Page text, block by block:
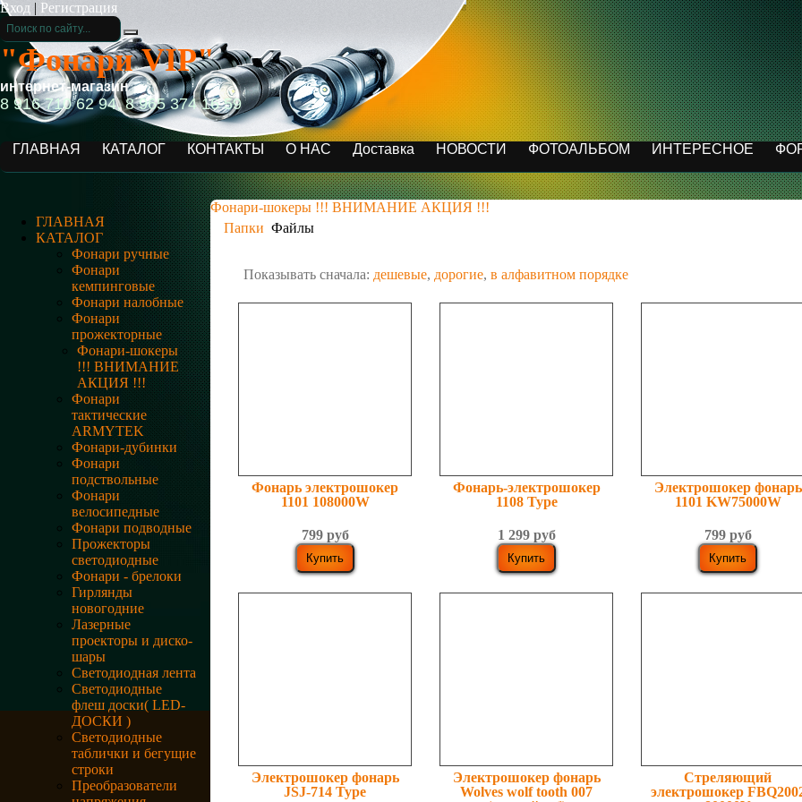
Вход | Регистрация
"Фонари VIP"
интернет-магазин
8 916 710 62 94, 8 965 374 16 59
ГЛАВНАЯ КАТАЛОГ КОНТАКТЫ О НАС Доставка НОВОСТИ ФОТОАЛЬБОМ ИНТЕРЕСНОЕ
ГЛАВНАЯ
КАТАЛОГ
Фонари ручные
Фонари
кемпинговые
Фонари налобные
Фонари
прожекторные
Фонари-шокеры
!!! ВНИМАНИЕ
АКЦИЯ !!!
Фонари
тактические
ARMYTEK
Фонари-дубинки
Фонари
подствольные
Фонари
велосипедные
Фонари подводные
Прожекторы
светодиодные
Фонари - брелоки
Гирлянды
новогодние
Лазерные
проекторы и диско-
шары
Светодиодная лента
Светодиодные
флеш доски( LED-
ДОСКИ )
Светодиодные
таблички и бегущие
строки
Преобразователи
Фонари-шокеры !!! ВНИМАНИЕ АКЦИЯ !!!
Папки Файлы
Показывать сначала: дешевые, дорогие, в алфавитном порядке
Фонарь электрошокер
1101 108000W
799 руб
Фонарь-электрошокер
1108 Type
1 299 руб
Электрошокер фонарь
1101 KW75000W
799 руб
Электрошокер фонарь
JSJ-714 Type
Электрошокер фонарь
Wolves wolf tooth 007
Стреляющий
электрошокер